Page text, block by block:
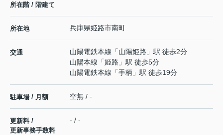
所在階 / 階建て
所在地 兵庫県姫路市南町
交通 山陽電鉄本線 「山陽姫路 」駅 徒歩2分
山陽本線 「姫路 」駅 徒歩5分
山陽電鉄本線 「手柄 」駅 徒歩19分
駐車場 / 月額 空無 / -
更新料 /
更新事務手数料
- / -